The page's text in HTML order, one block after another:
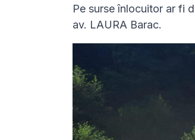
Pe surse înlocuitor ar fi
av. LAURA Barac.